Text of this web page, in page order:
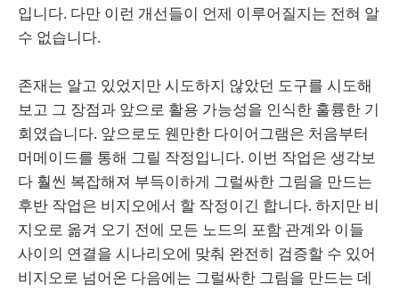
입니다. 다만 이런 개선들이 언제 이루어질지는 전혀 알
수 없습니다.
존재는 알고 있었지만 시도하지 않았던 도구를 시도해
보고 그 장점과 앞으로 활용 가능성을 인식한 훌륭한 기
회였습니다. 앞으로도 웬만한 다이어그램은 처음부터
머메이드를 통해 그릴 작정입니다. 이번 작업은 생각보
다 훨씬 복잡해져 부득이하게 그럴싸한 그림을 만드는
후반 작업은 비지오에서 할 작정이긴 합니다. 하지만 비
지오로 옮겨 오기 전에 모든 노드의 포함 관계와 이들
사이의 연결을 시나리오에 맞춰 완전히 검증할 수 있어
비지오로 넘어온 다음에는 그럴싸한 그림을 만드는 데